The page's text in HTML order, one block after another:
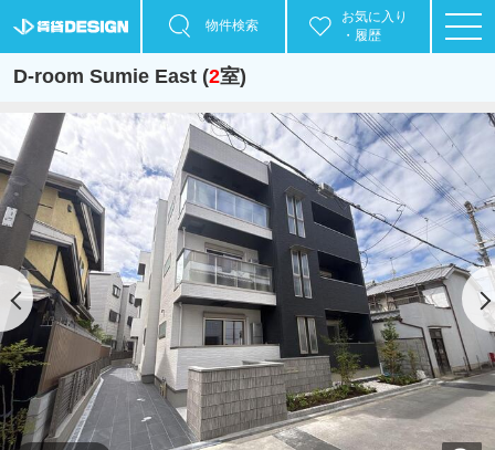
物件検索
お気に入り
・履歴
D-room Sumie East (2室)